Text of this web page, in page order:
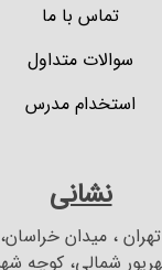
تماس با ما
سوالات متداول
استخدام مدرس
نشانی
تهران ، میدان خراسان،